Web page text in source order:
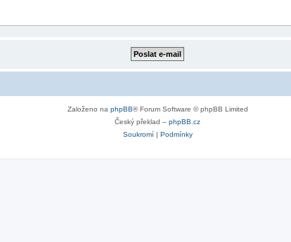
Založeno na phpBB® Forum Software © phpBB Limited
Český překlad – phpBB.cz
Soukromí| Podmínky